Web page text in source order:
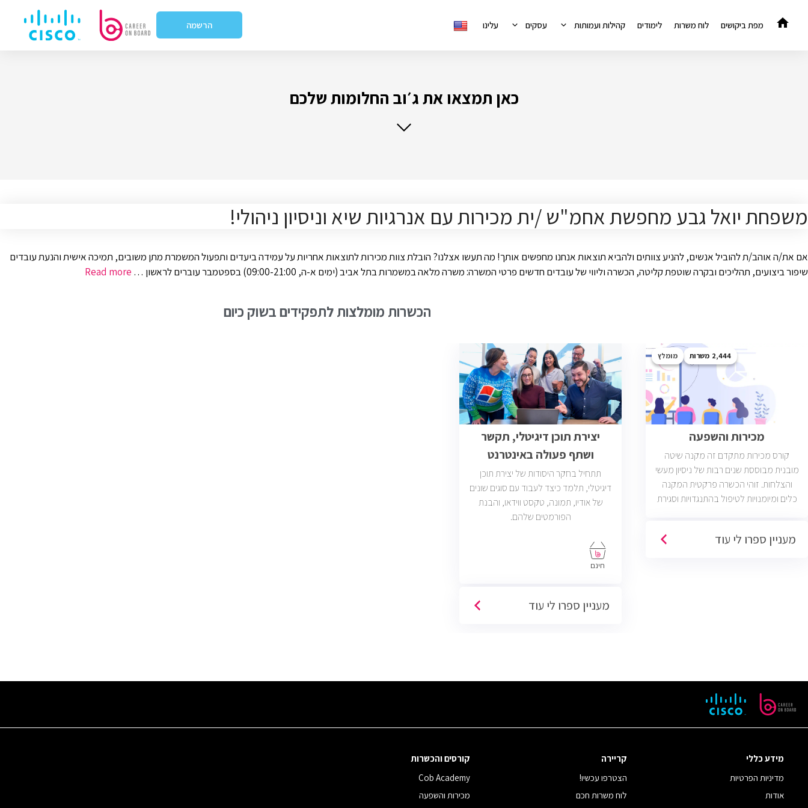
לתוכן
מפת ביקושים לוח משרות לימודים קהילות ועמותות עסקים עלינו הרשמה
כאן תמצאו את ג׳וב החלומות שלכם
משפחת יואל גבע מחפשת אחמ"ש /ית מכירות עם אנרגיות שיא וניסיון ניהולי!
אם את/ה אוהב/ת להוביל אנשים, להניע צוותים ולהביא תוצאות אנחנו מחפשים אותך! מה תעשו אצלנו? הובלת צוות מכירות לתוצאות אחריות על עמידה ביעדים ותפעול המשמרת מתן משובים, תמיכה אישית והנעת עובדים
שיפור ביצועים, תהליכים ובקרה שוטפת קליטה, הכשרה וליווי של עובדים חדשים פרטי המשרה: משרה מלאה במשמרות בתל אביב (ימים א-ה, 09:00-21:00) בספטמבר עוברים לראשון …
Read more
הכשרות מומלצות לתפקידים בשוק כיום
2,444 מומלץ
מכירות והשפעה
קורס מכירות מתקדם זה מקנה שיטה
מובנית מבוססת שנים רבות של ניסיון מעשי
והצלחות. זוהי הכשרה פרקטית המקנה
כלים ומיומנויות לטיפול בהתנגדויות וסגירת
הסוגים והגדלים (מכירות טלפוניות,
מעניין ספרו לי עוד
יצירת תוכן דיגיטלי, תקשר
ושתף פעולה באינטרנט
תתחיל בחקר היסודות של יצירת תוכן
דיגיטלי, תלמד כיצד לעבוד עם סוגים שונים
של אודיו, תמונה, טקסט ווידאו, והבנת
הפורמטים שלהם.
חינם
מעניין ספרו לי עוד
מידע כללי
מדיניות הפרטיות
אודות
קריירה
הצטרפו עכשיו!
לוח משרות חכם
קורסים והכשרות
Cob Academy
מכירות והשפעה